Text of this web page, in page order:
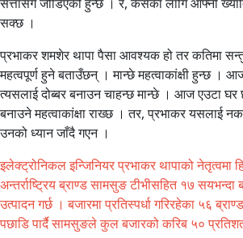
सत्तासँग जोडिएको हुन्छ । र, कसैका लागि आफ्नो
सक्छ ।
प्रभाकर शमशेर थापा पैसा आवश्यक हो तर कतिमा
महत्वपूर्ण हुने बताउँछन् । मान्छे महत्वाकांक्षी हुन्छ ।
त्यसलाई दोब्बर बनाउन चाहन्छ मान्छे । आज एउटा घर
बनाउने महत्वाकांक्षा राख्छ । तर, प्रभाकर यसलाई
उनको ध्यान जाँदै गएन ।
इलेक्ट्रोनिकल इन्जिनियर प्रभाकर थापाको नेतृत्वमा
अन्तर्राष्ट्रिय ब्राण्ड सामसुङ टीभीसहित १७
उत्पादन गर्छ । बजारमा प्रतिस्पर्धा गरिरहेका ५६
पछाडि पार्दै सामसुङले कुल बजारको करिब ५०